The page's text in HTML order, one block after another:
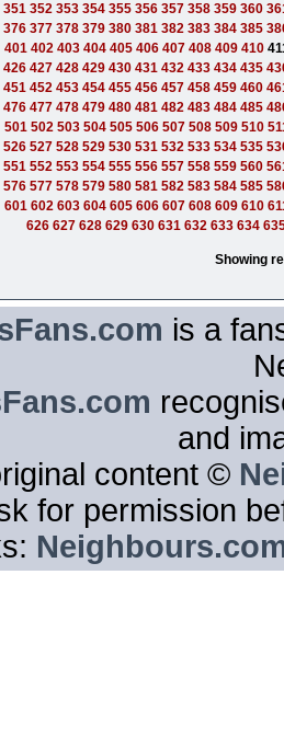
351 352 353 354 355 356 357 358 359 360
376 377 378 379 380 381 382 383 384 385
401 402 403 404 405 406 407 408 409 410
426 427 428 429 430 431 432 433 434 435
451 452 453 454 455 456 457 458 459 460
476 477 478 479 480 481 482 483 484 485
501 502 503 504 505 506 507 508 509 510
526 527 528 529 530 531 532 533 534 535
551 552 553 554 555 556 557 558 559 560
576 577 578 579 580 581 582 583 584 585
601 602 603 604 605 606 607 608 609 610
626 627 628 629 630 631 632 633 634
Showing
is a
and
content ©
for permission